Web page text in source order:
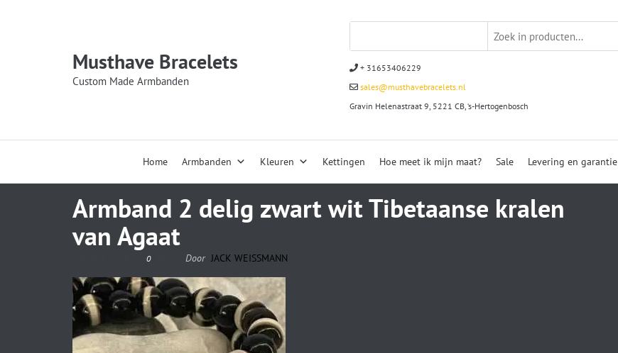
Musthave Bracelets
Custom Made Armbanden
+ 31653406229
sales@musthavebracelets.nl
Gravin Helenastraat 9, 5221 CB, ‘s-Hertogenbosch
Home Armbanden Kleuren Kettingen Hoe meet ik mijn maat? Sale Levering en garantie
Armband 2 delig zwart wit Tibetaanse kralen
van Agaat
0 Door JACK WEISSMANN